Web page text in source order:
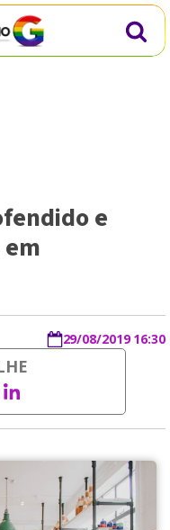
e
29/08/2019 16:30